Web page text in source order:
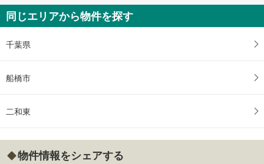
同じエリアから物件を探す
千葉県
船橋市
二和東
物件情報をシェアする